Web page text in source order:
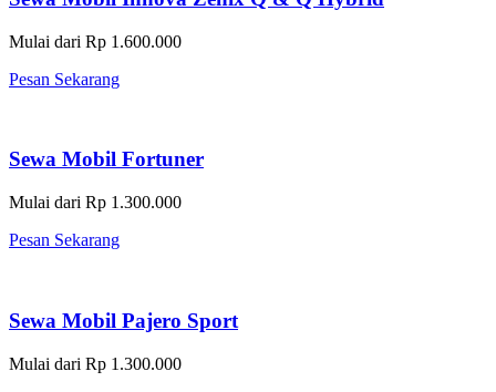
Mulai dari Rp 1.600.000
Pesan Sekarang
Sewa Mobil Fortuner
Mulai dari Rp 1.300.000
Pesan Sekarang
Sewa Mobil Pajero Sport
Mulai dari Rp 1.300.000